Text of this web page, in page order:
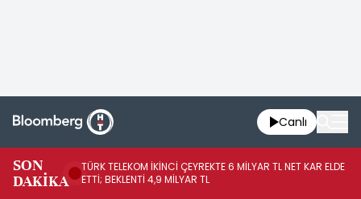
Canlı
SON
DAKİKA
TÜRK TELEKOM İKİNCİ ÇEYREKTE 6 MİLYAR TL NET KAR ELDE
ETTİ; BEKLENTİ 4,9 MİLYAR TL